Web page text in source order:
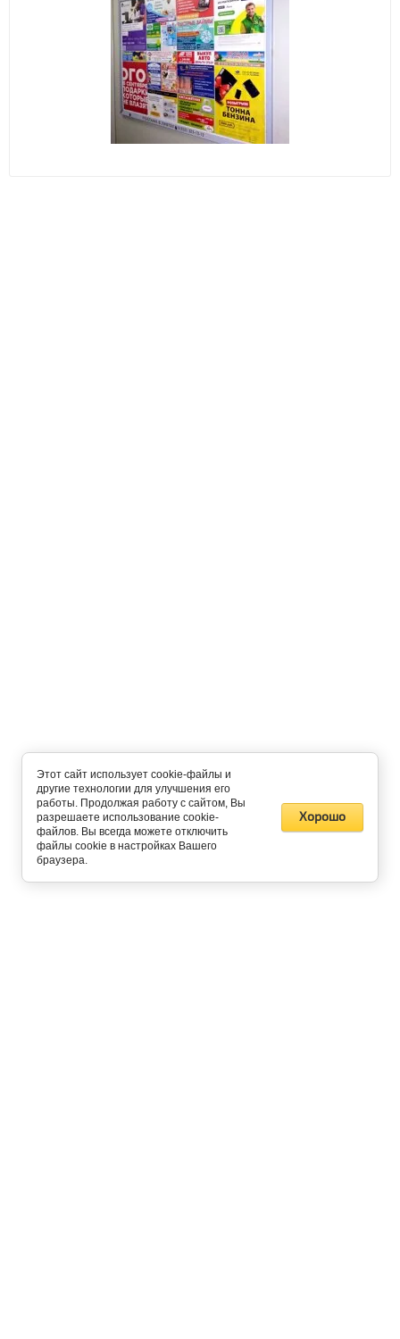
Этот сайт использует cookie-файлы и
другие технологии для улучшения его
работы. Продолжая работу с сайтом, Вы
разрешаете использование cookie-
файлов. Вы всегда можете отключить
файлы cookie в настройках Вашего
браузера.
Хорошо